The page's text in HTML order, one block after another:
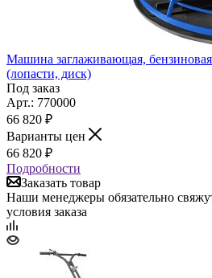
Машина заглаживающая,
(лопасти, диск)
Под заказ
Арт.: 770000
66 820 ₽
Варианты цен
66 820 ₽
Подробности
Заказать товар
Наши менеджеры обязательно
условия заказа